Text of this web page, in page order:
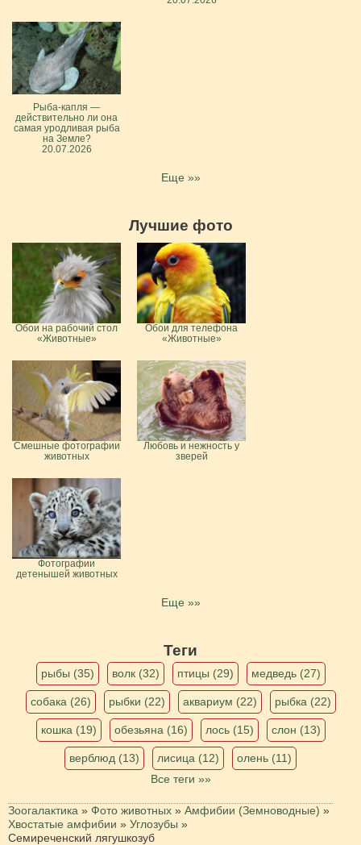
Рыба-капля —
действительно ли она
самая уродливая рыба
на Земле?
20.07.2026
Еще »»
Лучшие фото
Обои на рабочий стол
«Животные»
Обои для телефона
«Животные»
Смешные фотографии
животных
Любовь и нежность у
зверей
Фотографии
детенышей животных
Еще »»
Теги
рыбы (35) волк (32) птицы (29) медведь (27)
собака (26) рыбки (22) аквариум (22) рыбка (22)
кошка (19) обезьяна (16) лось (15) слон (13)
верблюд (13) лисица (12)
олень (11)
Все теги »»
Зоогалактика » Фото животных » Амфибии (Земноводные) »
Хвостатые амфибии » Углозубы »
Семиреченский лягушкозуб